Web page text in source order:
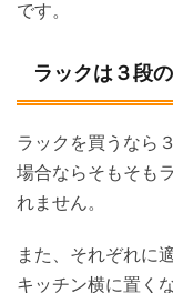
です。
ラックは３段
ラックを買うなら
場合ならそもそも
れません。
また、それぞれに
キッチン横に置く